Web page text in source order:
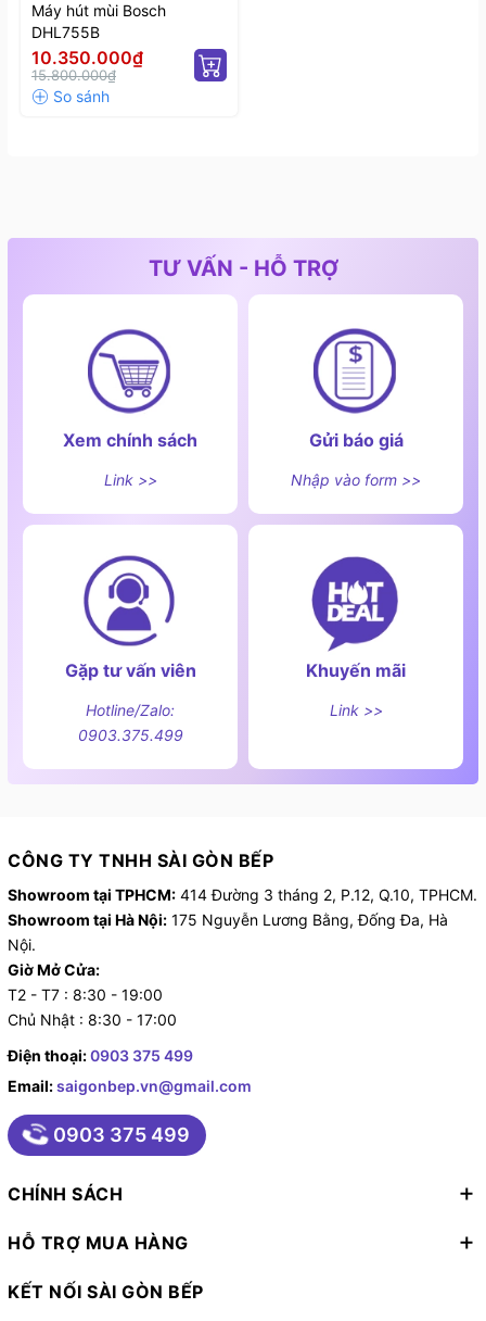
Máy hút mùi Bosch
DHL755B
10.350.000₫
15.800.000₫
TƯ VẤN - HỖ TRỢ
Xem chính sách
Link >>
Gửi báo giá
Nhập vào form >>
Gặp tư vấn viên
Hotline/Zalo:
0903.375.499
Khuyến mãi
Link >>
CÔNG TY TNHH SÀI GÒN BẾP
Showroom tại TPHCM: 414 Đường 3 tháng 2, P.12, Q.10, TPHCM.
Showroom tại Hà Nội: 175 Nguyễn Lương Bằng, Đống Đa, Hà
Nội.
Giờ Mở Cửa:
T2 - T7 : 8:30 - 19:00
Chủ Nhật : 8:30 - 17:00
Điện thoại:0903 375 499
Email:saigonbep.vn@gmail.com
0903 375 499
CHÍNH SÁCH
HỖ TRỢ MUA HÀNG
KẾT NỐI SÀI GÒN BẾP